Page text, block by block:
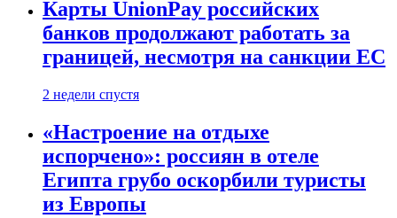
Карты UnionPay российских
банков продолжают работать за
границей, несмотря на санкции ЕС
2 недели спустя
«Настроение на отдыхе
испорчено»: россиян в отеле
Египта грубо оскорбили туристы
из Европы